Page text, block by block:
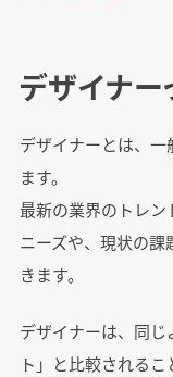
専門的な領
なる
独立してフ
デザイナー
デザイナーとは、一
ます。
最新の業界のトレ
ニーズや、現状の課
きます。
デザイナーは、同じ
ト」と比較される